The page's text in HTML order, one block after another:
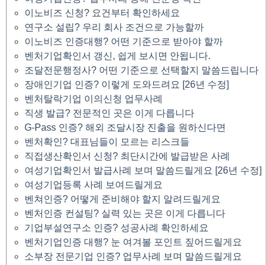
이노비즈 신청? 요건부터 확인하세요
연구소 설립? 우리 회사 조건으로 가능할까
이노비즈 인증대행? 어떤 기준으로 받아야 할까
벤처기업확인서 갱신, 쉽게 보시면 안됩니다.
조달전문행정사? 어떤 기준으로 선택할지 말씀드립니다
장애인기업 인증? 이렇게 도와드려요 [26년 수정]
벤처탈락기업 이의신청 업무사례
직생 발급? 전문적인 곳은 이게 다릅니다
G-Pass 인증? 해외 조달시장 진출을 원하신다면
벤처확인? 대표님들이 모르는 리스크들
직접생산확인서 신청? 최단시간에 발급받은 사례
여성기업확인서 발급사례 보며 말씀드릴게요 [26년 수정]
여성기업등록 사례 보여드릴게요
벤쳐인증? 어떻게 준비해야 할지 알려드릴게요
벤처인증 컨설팅? 실력 있는 곳은 이게 다릅니다
기업부설연구소 인증? 성공사례 확인하세요
벤처기업인증 대행? 눈 여겨볼 포인트 짚어드릴게요
소부장 전문기업 인증? 업무사례 보며 말씀드릴게요